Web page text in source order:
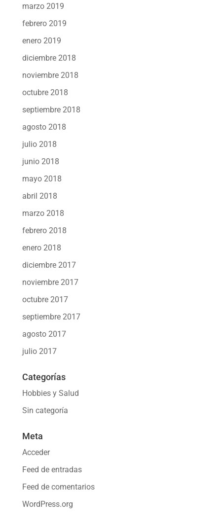
marzo 2019
febrero 2019
enero 2019
diciembre 2018
noviembre 2018
octubre 2018
septiembre 2018
agosto 2018
julio 2018
junio 2018
mayo 2018
abril 2018
marzo 2018
febrero 2018
enero 2018
diciembre 2017
noviembre 2017
octubre 2017
septiembre 2017
agosto 2017
julio 2017
Categorías
Hobbies y Salud
Sin categoría
Meta
Acceder
Feed de entradas
Feed de comentarios
WordPress.org